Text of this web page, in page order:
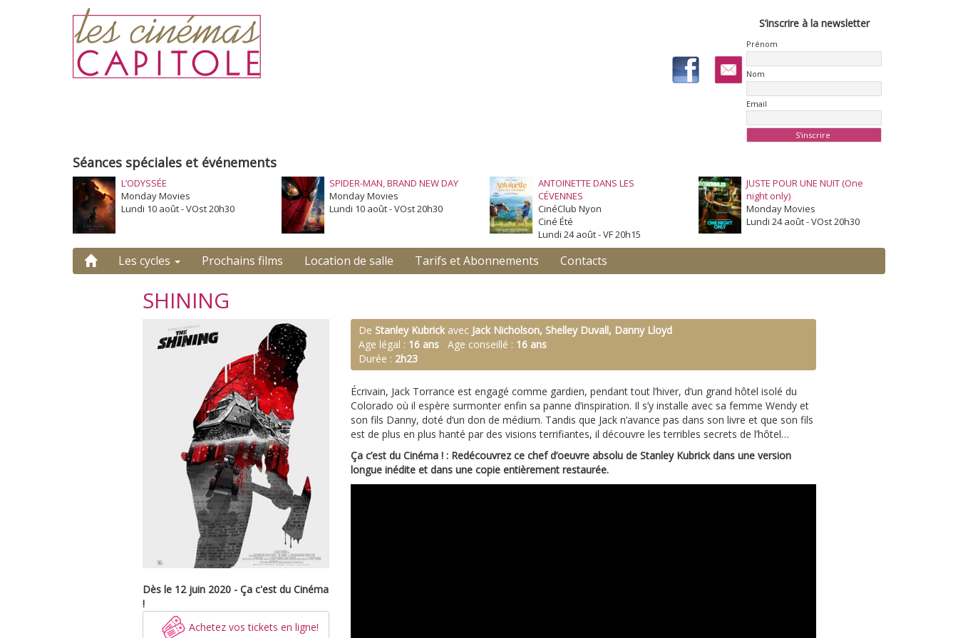
S’inscrire à la newsletter
Prénom
Nom
Email
Séances spéciales et événements
L’ODYSSÉE
Monday Movies
Lundi 10 août - VOst 20h30
SPIDER-MAN, BRAND NEW DAY
Monday Movies
Lundi 10 août - VOst 20h30
ANTOINETTE DANS LES
CÉVENNES
CinéClub Nyon
Ciné Été
Lundi 24 août - VF 20h15
JUSTE POUR UNE NUIT (One
night only)
Monday Movies
Lundi 24 août - VOst 20h30
Les cycles Prochains films Location de salle Tarifs et Abonnements Contacts
SHINING
Dès le 12 juin 2020 - Ça c'est du Cinéma
!
Achetez vos tickets en ligne!
De Stanley Kubrickavec Jack Nicholson, Shelley Duvall, Danny Lloyd
Age légal : 16 ans Age conseillé : 16 ans
Durée : 2h23
Écrivain, Jack Torrance est engagé comme gardien, pendant tout l’hiver, d’un grand hôtel isolé du
Colorado où il espère surmonter enfin sa panne d’inspiration. Il s’y installe avec sa femme Wendy et
son fils Danny, doté d’un don de médium. Tandis que Jack n’avance pas dans son livre et que son fils
est de plus en plus hanté par des visions terrifiantes, il découvre les terribles secrets de l’hôtel…
Ça c’est du Cinéma ! : Redécouvrez ce chef d’oeuvre absolu de Stanley Kubrick dans une version
longue inédite et dans une copie entièrement restaurée.